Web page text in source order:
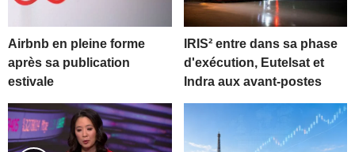
Airbnb en pleine forme
après sa publication
estivale
IRIS² entre dans sa phase
d'exécution, Eutelsat et
Indra aux avant-postes